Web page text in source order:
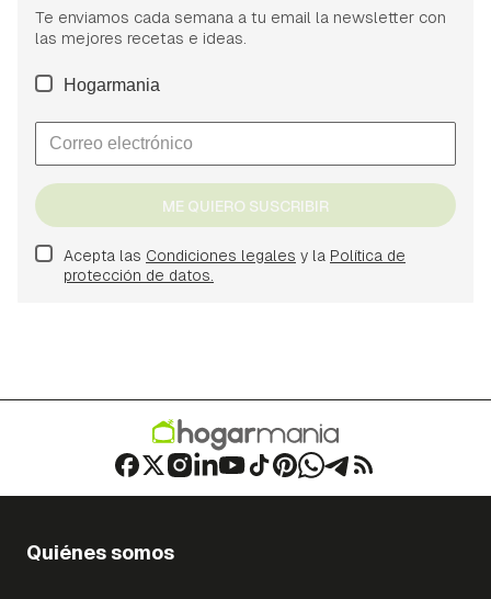
Te enviamos cada semana a tu email la newsletter con
las mejores recetas e ideas.
Hogarmania
ME QUIERO SUSCRIBIR
Acepta las Condiciones legales y la Política de
protección de datos.
Quiénes somos